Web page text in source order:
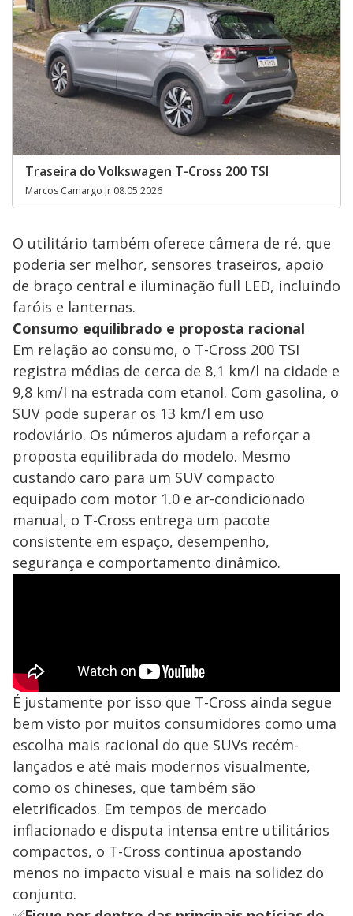
Traseira do Volkswagen T-Cross 200 TSI
Marcos Camargo Jr 08.05.2026
O utilitário também oferece câmera de ré, que
poderia ser melhor, sensores traseiros, apoio
de braço central e iluminação full LED, incluindo
faróis e lanternas.
Consumo equilibrado e proposta racional
Em relação ao consumo, o T-Cross 200 TSI
registra médias de cerca de 8,1 km/l na cidade e
9,8 km/l na estrada com etanol. Com gasolina, o
SUV pode superar os 13 km/l em uso
rodoviário. Os números ajudam a reforçar a
proposta equilibrada do modelo. Mesmo
custando caro para um SUV compacto
equipado com motor 1.0 e ar-condicionado
manual, o T-Cross entrega um pacote
consistente em espaço, desempenho,
segurança e comportamento dinâmico.
É justamente por isso que T-Cross ainda segue
bem visto por muitos consumidores como uma
escolha mais racional do que SUVs recém-
lançados e até mais modernos visualmente,
como os chineses, que também são
eletrificados. Em tempos de mercado
inflacionado e disputa intensa entre utilitários
compactos, o T-Cross continua apostando
menos no impacto visual e mais na solidez do
conjunto.